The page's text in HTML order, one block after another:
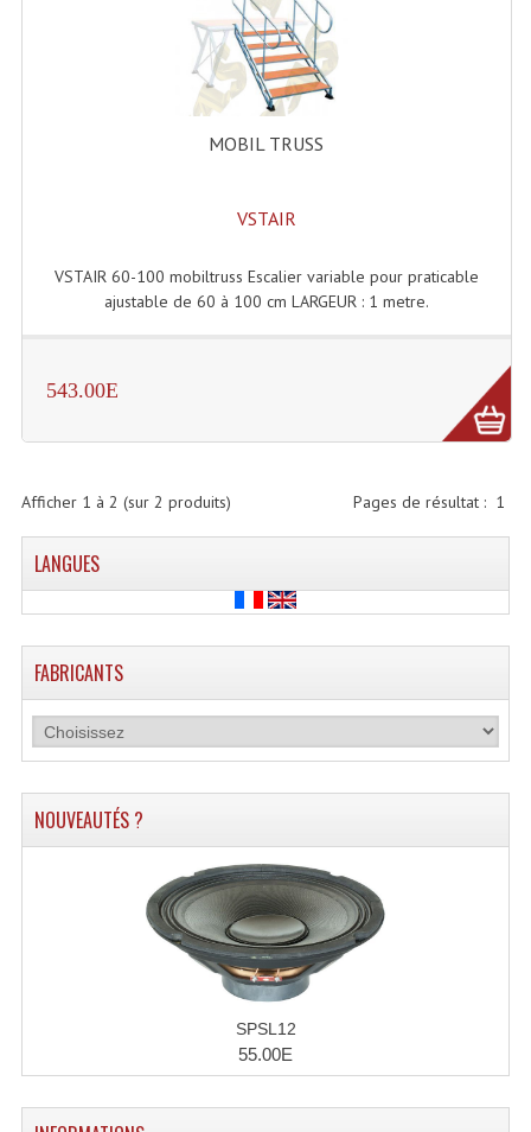
Egaliseur Egaliseurs
Enceintes Et Caissons Basses
Enceintes, Système Amplifiés
Enceintes Passives Sono
Enceintes Hifi
Filtres Actifs, Correcteurs
Haut-Parleurs Moteurs Tweeters Filtres
Filtres Passifs
Haut-Parleurs Amplis Guitare
Moteurs Pavillons Pour Enceinte
Tweeters Pour Enceintes
Lecteurs Audio & Sources
Platines Disque Vinyles
MOBIL TRUSS
VSTAIR
VSTAIR 60-100 mobiltruss Escalier variable pour praticable
ajustable de 60 à 100 cm LARGEUR : 1 metre.
543.00E
Pages de résultat : 1
Afficher 1 à 2 (sur 2 produits)
LANGUES
FABRICANTS
NOUVEAUTÉS ?
SPSL12
55.00E